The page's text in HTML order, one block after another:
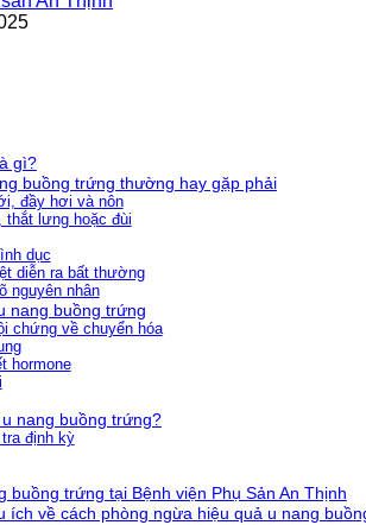
gì?
buồng trứng thường hay gặp phải
đầy hơi và nôn
lưng hoặc đùi
dục
diễn ra bất thường
nguyên nhân
nang buồng trứng
chứng về chuyển hóa
hormone
nang buồng trứng?
định kỳ
buồng trứng tại Bệnh viện Phụ Sản An Thịnh
ích về cách phòng ngừa hiệu quả u nang